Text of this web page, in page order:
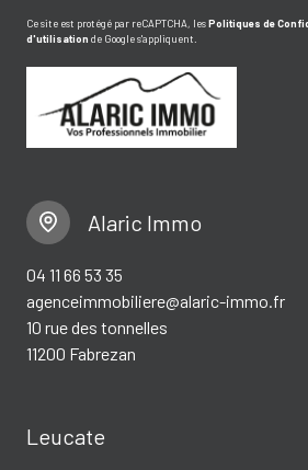
Ce site est protégé par reCAPTCHA, lesPolitiques de
d'utilisation de Google s'appliquent.
Alaric Immo
04 11 66 53 35
agenceimmobiliere@alaric-immo.fr
10 rue des tonnelles
11200 Fabrezan
Leucate